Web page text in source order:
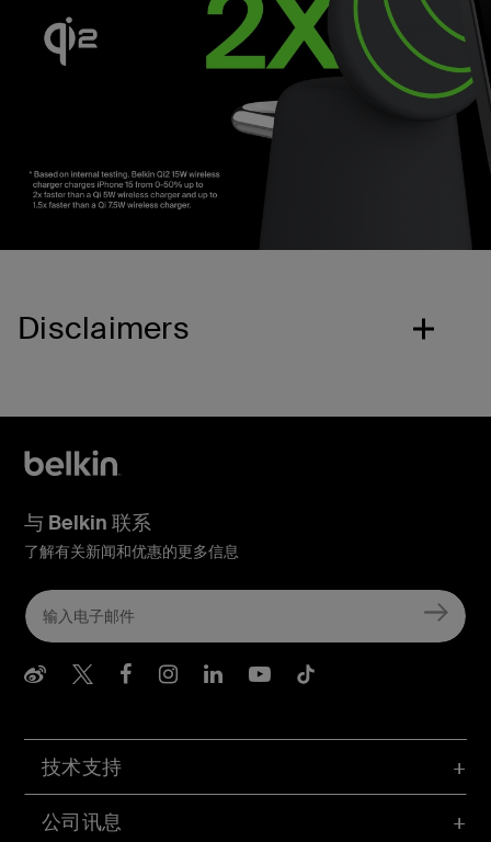
Disclaimers
技术支持
公司讯息
与 Belkin 联系
了解有关新闻和优惠的更多信息
Belkin Weibo
Belkin Twitter
Belkin Facebook
Belkin Instagram
Belkin LInkedIn
Belkin Youtube
Belkin